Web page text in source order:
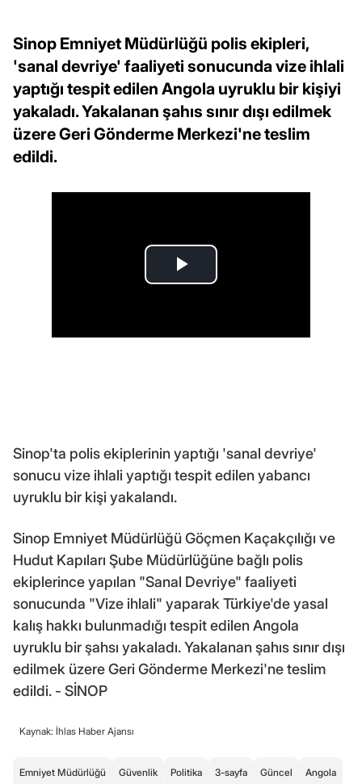
Sinop Emniyet Müdürlüğü polis ekipleri,
'sanal devriye' faaliyeti sonucunda vize ihlali
yaptığı tespit edilen Angola uyruklu bir kişiyi
yakaladı. Yakalanan şahıs sınır dışı edilmek
üzere Geri Gönderme Merkezi'ne teslim
edildi.
Sinop'ta polis ekiplerinin yaptığı 'sanal devriye'
sonucu vize ihlali yaptığı tespit edilen yabancı
uyruklu bir kişi yakalandı.
Sinop Emniyet Müdürlüğü Göçmen Kaçakçılığı ve
Hudut Kapıları Şube Müdürlüğüne bağlı polis
ekiplerince yapılan "Sanal Devriye" faaliyeti
sonucunda "Vize ihlali" yaparak Türkiye'de yasal
kalış hakkı bulunmadığı tespit edilen Angola
uyruklu bir şahsı yakaladı. Yakalanan şahıs sınır dışı
edilmek üzere Geri Gönderme Merkezi'ne teslim
edildi. - SİNOP
Kaynak: İhlas Haber Ajansı
Emniyet Müdürlüğü Güvenlik Politika 3-sayfa Güncel Angola